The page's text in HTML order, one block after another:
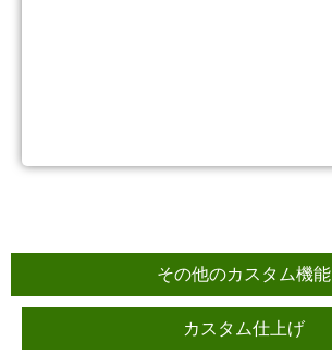
その他のカスタム機能
カスタム仕上げ